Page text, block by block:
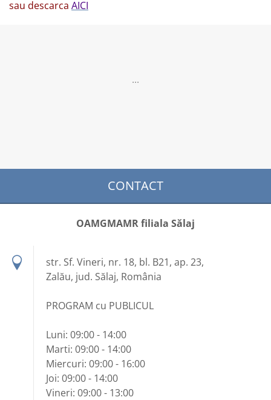
sau descarca AICI
...
CONTACT
OAMGMAMR filiala Sălaj
str. Sf. Vineri, nr. 18, bl. B21, ap. 23,
Zalău, jud. Sălaj, România
PROGRAM cu PUBLICUL
Luni: 09:00 - 14:00
Marti: 09:00 - 14:00
Miercuri: 09:00 - 16:00
Joi: 09:00 - 14:00
Vineri: 09:00 - 13:00